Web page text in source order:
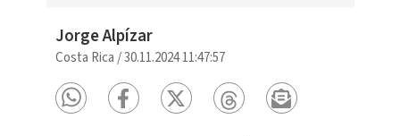
Jorge Alpízar
Costa Rica /30.11.2024 11:47:57